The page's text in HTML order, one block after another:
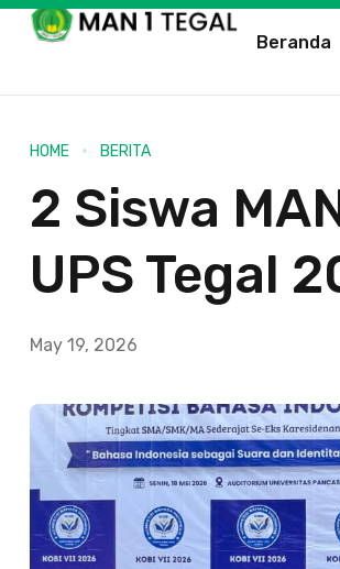
Beranda
HOME BERITA
2 Siswa
UPS Tegal
May 19, 2026